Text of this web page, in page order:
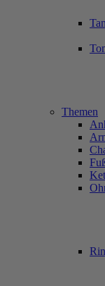
Themen